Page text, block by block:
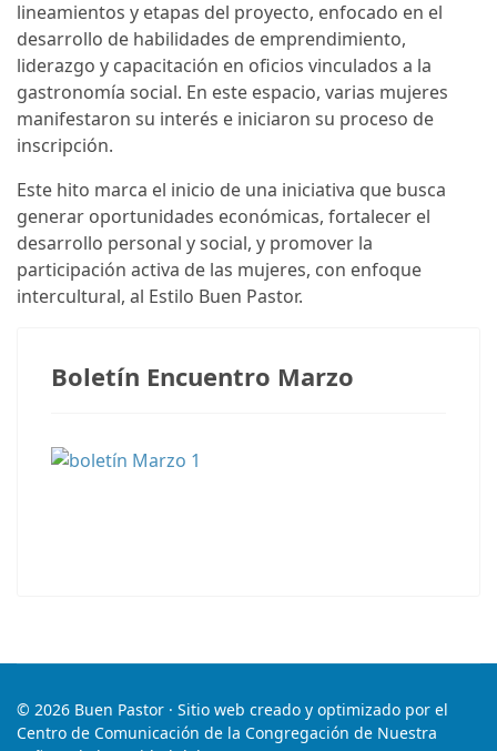
lineamientos y etapas del proyecto, enfocado en el
desarrollo de habilidades de emprendimiento,
liderazgo y capacitación en oficios vinculados a la
gastronomía social. En este espacio, varias mujeres
manifestaron su interés e iniciaron su proceso de
inscripción.
Este hito marca el inicio de una iniciativa que busca
generar oportunidades económicas, fortalecer el
desarrollo personal y social, y promover la
participación activa de las mujeres, con enfoque
intercultural, al Estilo Buen Pastor.
Boletín Encuentro Marzo
© 2026 Buen Pastor · Sitio web creado y optimizado por el
Centro de Comunicación de la Congregación de Nuestra